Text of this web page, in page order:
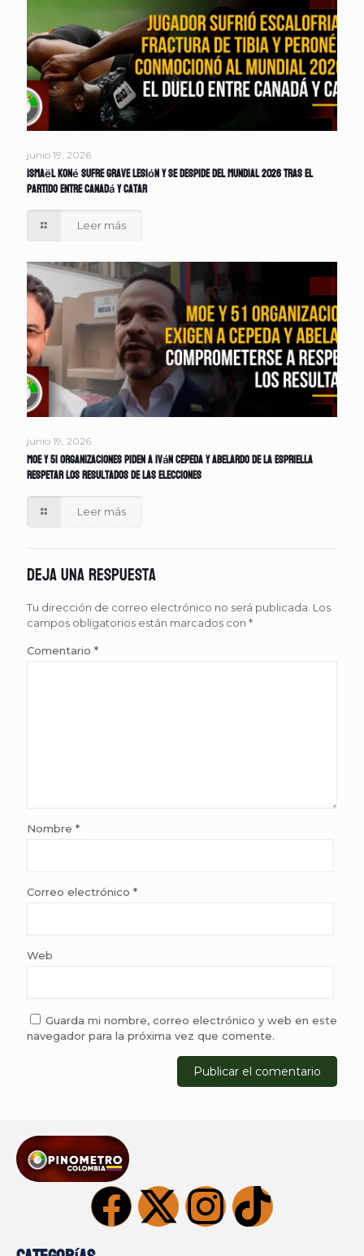
junio 19, 2026
Ismaël Koné sufre grave lesión y se despide del Mundial 2026 tras el
partido entre Canadá y Catar
Leer más
junio 19, 2026
MOE y 51 organizaciones piden a Iván Cepeda y Abelardo de la Espriella
respetar los resultados de las elecciones
Leer más
Deja una respuesta
Tu dirección de correo electrónico no será publicada. Los
campos obligatorios están marcados con *
Comentario *
Nombre *
Correo electrónico *
Web
Guarda mi nombre, correo electrónico y web en este
navegador para la próxima vez que comente.